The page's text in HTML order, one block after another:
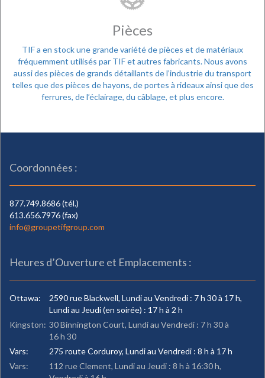
Pièces
TIF a en stock une grande variété de pièces et de matériaux
fréquemment utilisés par TIF et autres fabricants. Nous avons
aussi des pièces de grands détaillants de l’industrie du transport
telles que des pièces de hayons, de portes à rideaux ainsi que des
ferrures, de l’éclairage, du câblage, et plus encore.
Coordonnées :
877.749.8686 (tél.)
613.656.7976 (fax)
info@groupetifgroup.com
Heures d’Ouverture et Emplacements :
Ottawa:
2590 rue Blackwell, Lundi au Vendredi : 7 h 30 à 17 h,
Lundi au Jeudi (en soirée) : 17 h à 2 h
Kingston: 30 Binnington Court, Lundi au Vendredi : 7 h 30 à
16 h 30
Vars:
275 route Corduroy, Lundi au Vendredi : 8 h à 17 h
Vars:
112 rue Clement, Lundi au Jeudi : 8 h à 16:30 h,